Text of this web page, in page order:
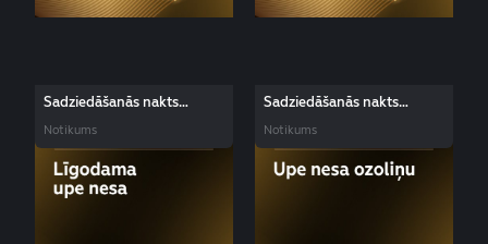
Sadziedāšanās nakts
Notikums
Sadziedāšanās nakts
Notikums